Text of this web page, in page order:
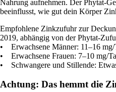
Nahrung aufnehmen. Der Phytat-
beeinflusst, wie gut dein Körper
Empfohlene Zinkzufuhr zur
2019, abhängig von der Phytat-
• Erwachsene Männer: 11–16 mg/
• Erwachsene Frauen: 7–10 mg/
• Schwangere und Stillende:
Achtung: Das hemmt die